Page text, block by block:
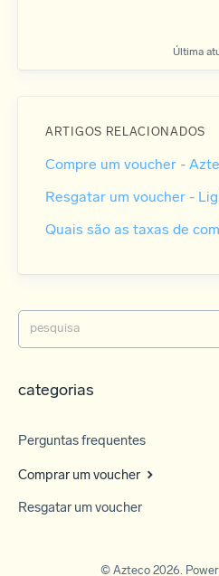
Última
ARTIGOS RELACIONADOS
Compre um voucher -
Resgatar um voucher -
Quais são as taxas de
categorias
Perguntas frequentes
Comprar um voucher
Resgatar um voucher
© Azteco2026.